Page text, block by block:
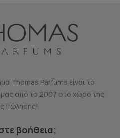
Thomas Parfums είναι το
από το 2007 στο χώρο της
πώλησης!
βοήθεια;